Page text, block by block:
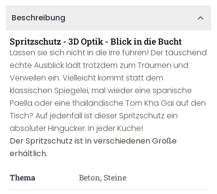
Beschreibung
Spritzschutz - 3D Optik - Blick in die Bucht
Lassen sie sich nicht in die Irre führen! Der täuschend
echte Ausblick lädt trotzdem zum Träumen und
Verweilen ein. Vielleicht kommt statt dem
klassischen Spiegelei, mal wieder eine spanische
Paella oder eine thailändische Tom Kha Gai auf den
Tisch? Auf jedenfall ist dieser Spritzschutz ein
absoluter Hingucker. In jeder Küche!
Der Spritzschutz ist in verschiedenen Größe
erhältlich.
Thema Beton, Steine